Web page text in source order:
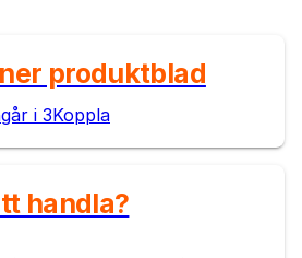
produktblad
i 3Koppla
handla?